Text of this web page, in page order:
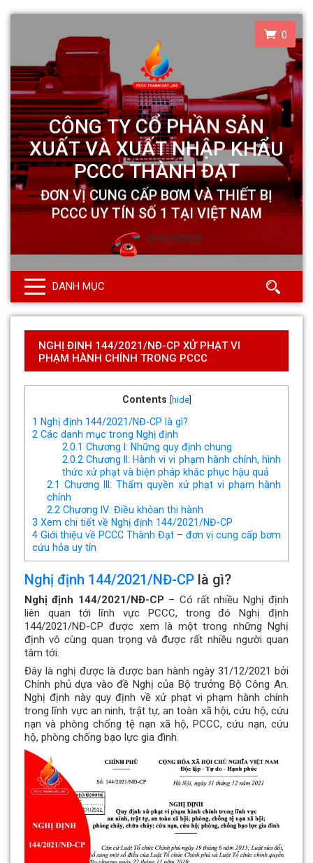
0
0913985808
DANH MỤC
NGHỊ ĐỊNH 144/2021/NĐ-CP XỬ PHẠT VI
PHẠM HÀNH CHÍNH TRONG PCCC
Contents hide]
1 Nghị định 144/2021/NĐ-CP là gì?
2 Các danh mục trong Nghị định
2.0.1 Chương I: Những quy định chung
2.0.2Chương II: Hành vi vi phạm hành chính, hình
thức xử phạt và biện pháp khắc phục hậu quả
2.1 Chương III: Thẩm quyền xử phạt vi phạm hành
chính
2.2 Chương IV: Điều khỏan thi hành
3 Xem chi tiết về Nghị định 144/2021/NĐ-CP
4 Giới thiệu về PCCC Thành Đạt – đơn vị cung cấp bơm
cứu hỏa uy tín
Nghị định 144/2021/NĐ-CP là gì?
Nghị định 144/2021/NĐ-CP – Có rất nhiều Nghị định
liên quan tới lĩnh vực PCCC, trong đó Nghị định
144/2021/NĐ-CP được xem là một trong những Nghị
định vô cùng quan trọng và được rất nhiều người quan
tâm tới.
Đây là nghị được là được ban hành ngày 31/12/2021 bởi
Chính phủ dựa vào đề Nghị của Bộ trưởng Bộ Công An.
Nghị định này quy định về xử phạt vi phạm hành chính
trong lĩnh vực an ninh, trật tự, an toàn xã hội, cứu hộ, cứu
nạn và phòng chống tệ nạn xã hộ, PCCC, cứu nạn, cứu
hộ, phòng chống bạo lực gia đình.